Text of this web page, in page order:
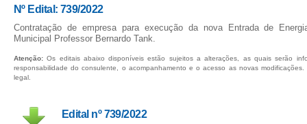
Nº Edital: 739/2022
Contratação de empresa para execução da nova Entrada de
Municipal Professor Bernardo Tank.
Atenção: Os editais abaixo disponíveis estão sujeitos a alterações, as quais serão
responsabilidade do consulente, o acompanhamento e o acesso as novas
legal.
Edital nº 739/2022